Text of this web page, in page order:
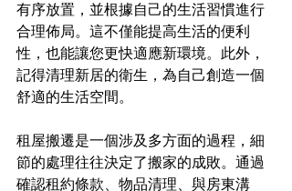
有序放置，並根據自己的生活習慣進行
合理佈局。這不僅能提高生活的便利
性，也能讓您更快適應新環境。此外，
記得清理新居的衛生，為自己創造一個
舒適的生活空間。
租屋搬遷是一個涉及多方面的過程，細
節的處理往往決定了搬家的成敗。通過
確認租約條款、物品清理、與房東溝